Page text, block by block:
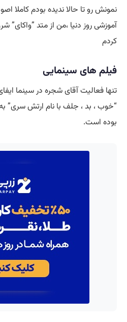
نمونش رو تا حالا ندیده بودم کاملا
آموزشی روز دنیا ،من از متد ‌‌”واكای”
كردم
فیلم های سینمایی
تنها فعالیت آقای شجره در سینما
“خوب ، بد ، جلف با نام ارتش سری”
بوده است.